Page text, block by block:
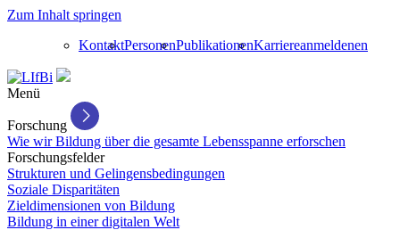
Zum Inhalt springen
KontaktPersonenPublikationenKarriereanmeldenen
Menü
Forschung
Wie wir Bildung über die gesamte Lebensspanne erforschen
Forschungsfelder
Strukturen und Gelingensbedingungen
Soziale Disparitäten
Zieldimensionen von Bildung
Bildung in einer digitalen Welt